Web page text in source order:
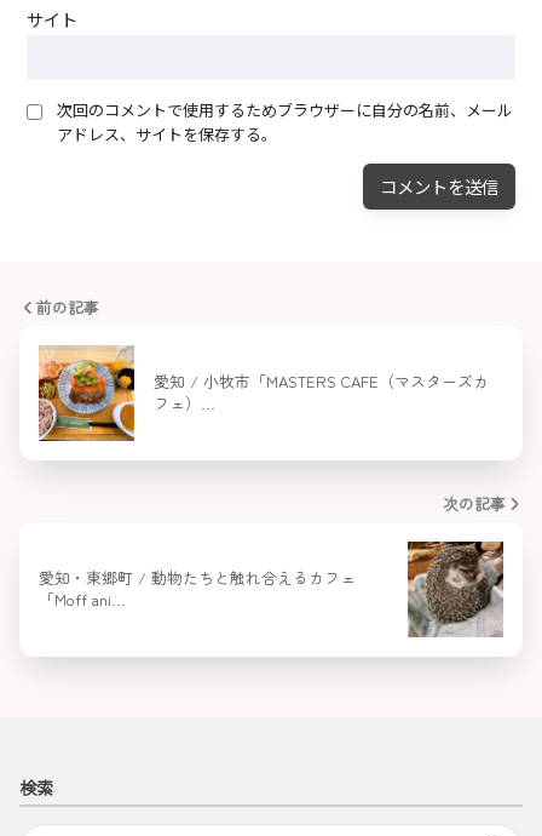
サイト
次回のコメントで使用するためブラウザーに自分の名前、メール
アドレス、サイトを保存する。
前の記事
愛知 / 小牧市「MASTERS CAFE（マスターズカ
フェ）…
次の記事
愛知・東郷町 / 動物たちと触れ合えるカフェ
「Moff ani…
検索